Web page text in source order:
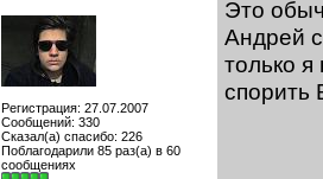
Регистрация: 27.07.2007
Сообщений: 330
Сказал(а) спасибо: 226
Поблагодарили 85 раз(а) в 60
сообщениях
Это
Андрей
только